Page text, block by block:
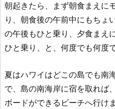
朝起きたら、まず朝食まえに
り、朝食後の午前中にもちょ
の午後もひと乗り、夕食まえ
ひと乗り、と、何度でも何度
夏はハワイはどこの島でも南
で、島の南海岸に宿を取れば
ボードができるビーチへ行けま